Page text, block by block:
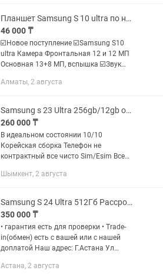
Планшет Samsung S 10 ultra по низкой цене Копия
46 000 ₸
☑️Новое поступление ☑️Samsung S10
ultra Камера Фронтальная 12 и 12 МП
Основная 13+8 МП, вспышка ☑️Звук
☑️Аккумулятор 11200 мАч
Алматы, 2 августа
Samsung s 23 Ultra 256gb/12gb ozu в идеальном состояний
260 000 ₸
В идеальном состоянии 10/10
Корейская сборка Телефон не
контрактный все чисто Sim/Esim Все
было,не вскрывался все в родне корпус
Шымкент, 2 августа
Samsung S 24 Ultra 512Гб Рассрочка 0-0-12
350 000 ₸
• гарантия есть для проверки • Trade-
in(обмен) есть с вашей или с нашей
доплатой Наш адрес: Г.Астана Ул
информации напишите на График
Астана, 2 августа